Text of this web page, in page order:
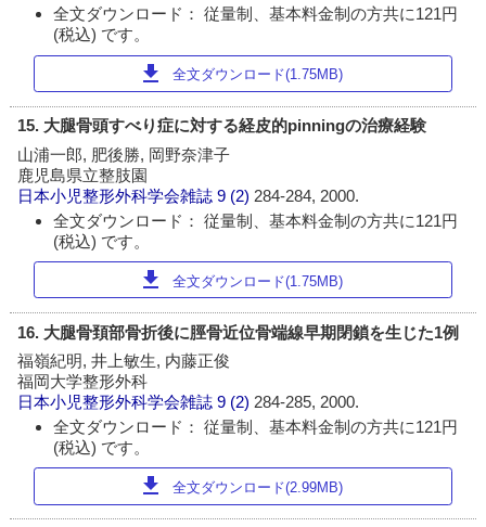
全文ダウンロード： 従量制、基本料金制の方共に121円
(税込) です。
download 全文ダウンロード(1.75MB)
15. 大腿骨頭すべり症に対する経皮的pinningの治療経験
山浦一郎, 肥後勝, 岡野奈津子
鹿児島県立整肢園
日本小児整形外科学会雑誌 9 (2) 284-284, 2000.
全文ダウンロード： 従量制、基本料金制の方共に121円
(税込) です。
download 全文ダウンロード(1.75MB)
16. 大腿骨頚部骨折後に脛骨近位骨端線早期閉鎖を生じた1例
福嶺紀明, 井上敏生, 内藤正俊
福岡大学整形外科
日本小児整形外科学会雑誌 9 (2) 284-285, 2000.
全文ダウンロード： 従量制、基本料金制の方共に121円
(税込) です。
download 全文ダウンロード(2.99MB)